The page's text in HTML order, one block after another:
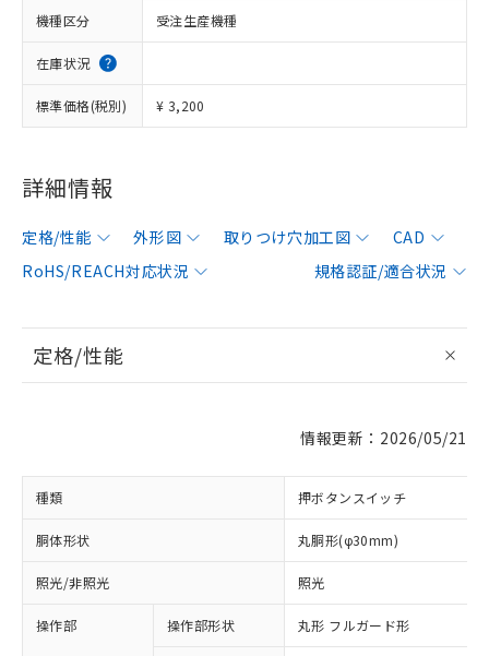
機種区分 受注生産機種
在庫状況
標準価格(税別) ¥ 3,200
詳細情報
定格/性能 外形図 取りつけ穴加工図
CAD
RoHS/REACH対応状況
規格認証/適合状況
定格/性能
情報更新：2026/05/21
種類 押ボタンスイッチ
胴体形状 丸胴形(φ30mm)
照光/非照光 照光
操作部 操作部形状 丸形 フルガード形